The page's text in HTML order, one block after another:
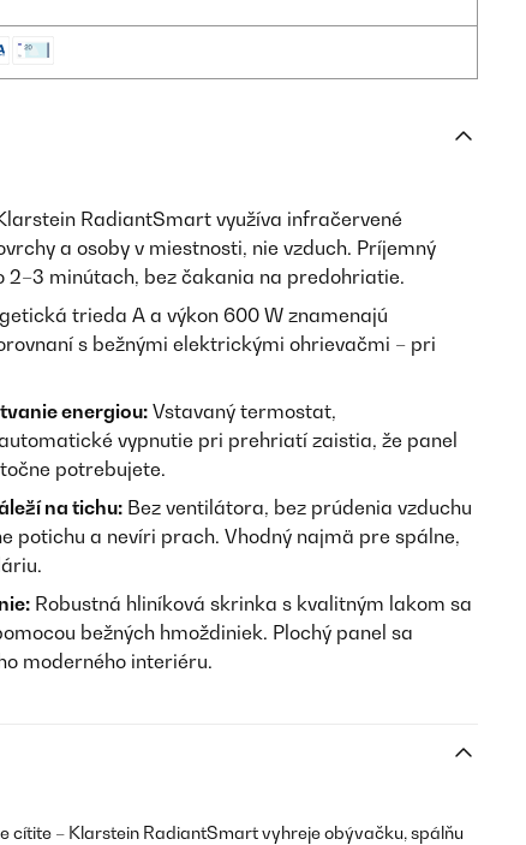
RadiantSmart využíva infračervené
a osoby v miestnosti, nie vzduch. Príjemný
2–3 minútach, bez čakania na predohriatie.
trieda A a výkon 600 W znamenajú
s bežnými elektrickými ohrievačmi – pri
energiou: Vstavaný termostat,
vypnutie pri prehriatí zaistia, že panel
potrebujete.
na tichu: Bez ventilátora, bez prúdenia vzduchu
potichu a nevíri prach. Vhodný najmä pre spálne,
Robustná hliníková skrinka s kvalitným lakom sa
bežných hmoždiniek. Plochý panel sa
moderného interiéru.
cítite – Klarstein RadiantSmart vyhreje obývačku, spálňu